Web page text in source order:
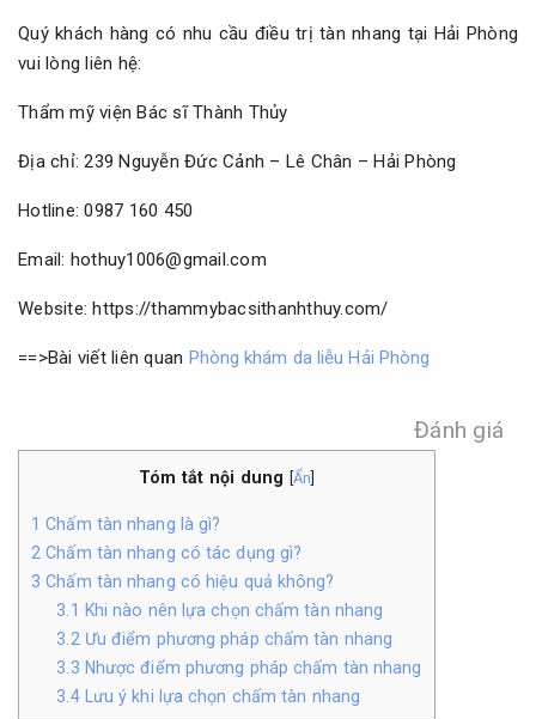
Quý khách hàng có nhu cầu điều trị tàn nhang tại Hải Phòng
vui lòng liên hệ:
Thẩm mỹ viện Bác sĩ Thành Thủy
Địa chỉ: 239 Nguyễn Đức Cảnh – Lê Chân – Hải Phòng
Hotline: 0987 160 450
Email: hothuy1006@gmail.com
Website: https://thammybacsithanhthuy.com/
==>Bài viết liên quan Phòng khám da liễu Hải Phòng
Đánh giá
Tóm tắt nội dung [Ẩn
1 Chấm tàn nhang là gì?
2 Chấm tàn nhang có tác dụng gì?
3 Chấm tàn nhang có hiệu quả không?
3.1 Khi nào nên lựa chọn chấm tàn nhang
3.2 Ưu điểm phương pháp chấm tàn nhang
3.3 Nhược điểm phương pháp chấm tàn nhang
3.4Lưu ý khi lựa chọn chấm tàn nhang